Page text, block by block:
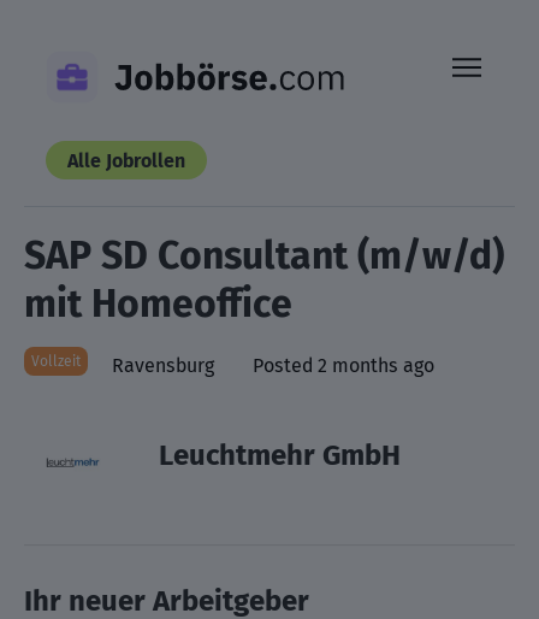
content
Alle Jobrollen
SAP SD Consultant (m/w/d)
mit Homeoffice
Vollzeit Ravensburg Posted 2 months ago
Leuchtmehr GmbH
Ihr neuer Arbeitgeber